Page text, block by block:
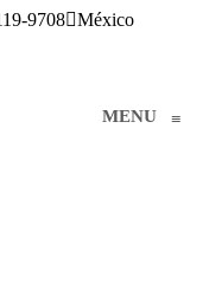
9708 México
MENU ≡